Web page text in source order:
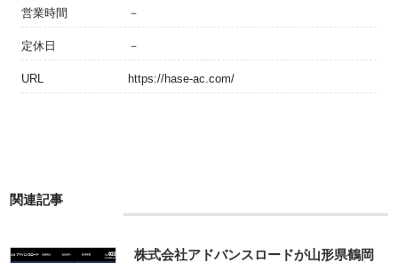
営業時間 －
定休日 －
URL https://hase-ac.com/
関連記事
株式会社アドバンスロードが山形県鶴岡